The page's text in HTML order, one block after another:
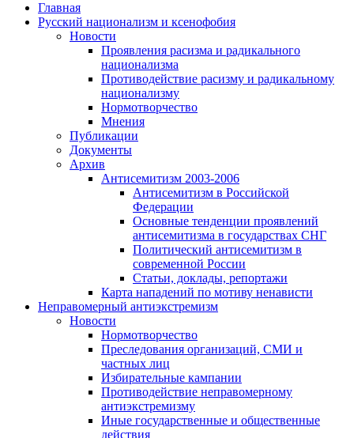
Главная
Русский национализм и ксенофобия
Новости
Проявления расизма и радикального
национализма
Противодействие расизму и радикальному
национализму
Нормотворчество
Мнения
Публикации
Документы
Архив
Антисемитизм 2003-2006
Антисемитизм в Российской
Федерации
Основные тенденции проявлений
антисемитизма в государствах СНГ
Политический антисемитизм в
современной России
Статьи, доклады, репортажи
Карта нападений по мотиву ненависти
Неправомерный антиэкстремизм
Новости
Нормотворчество
Преследования организаций, СМИ и
частных лиц
Избирательные кампании
Противодействие неправомерному
антиэкстремизму
Иные государственные и общественные
действия